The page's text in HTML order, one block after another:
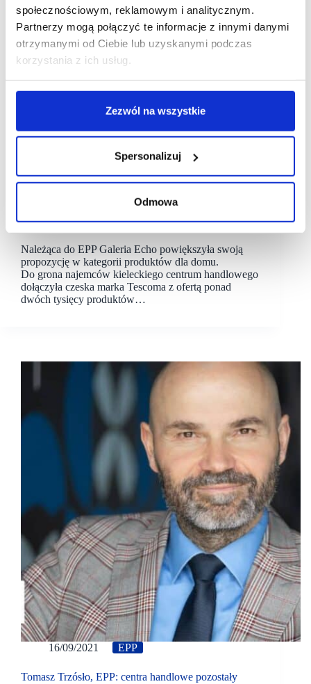
społecznościowym, reklamowym i analitycznym.
Partnerzy mogą połączyć te informacje z innymi danymi
otrzymanymi od Ciebie lub uzyskanymi podczas
korzystania z ich usług.
Zezwól na wszystkie
Spersonalizuj
Odmowa
EPP Galeria Echo
Marka Tescoma debiutuje w Kielcach
Należąca do EPP Galeria Echo powiększyła swoją
propozycję w kategorii produktów dla domu.
Do grona najemców kieleckiego centrum handlowego
dołączyła czeska marka Tescoma z ofertą ponad
dwóch tysięcy produktów…
16/09/2021 EPP
Tomasz Trzósło, EPP: centra handlowe pozostały